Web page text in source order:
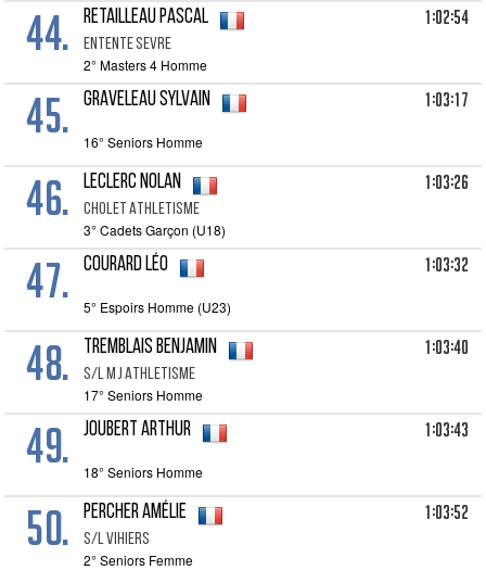
44. RETAILLEAU Pascal
ENTENTE SEVRE
1:02:54
2° Masters 4 Homme
45. GRAVELEAU Sylvain 1:03:17
16° Seniors Homme
46. LECLERC Nolan
CHOLET ATHLETISME
1:03:26
3° Cadets Garçon (U18)
47. COURARD Léo 1:03:32
5° Espoirs Homme (U23)
48. TREMBLAIS Benjamin
S/L M J ATHLETISME
1:03:40
17° Seniors Homme
49. JOUBERT Arthur 1:03:43
18° Seniors Homme
50. PERCHER Amélie
S/L VIHIERS
1:03:52
2° Seniors Femme